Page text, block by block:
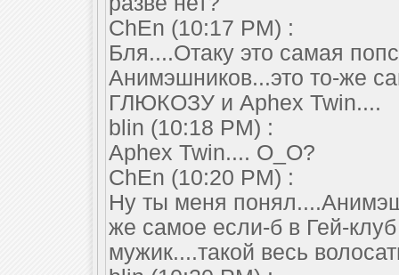
ChEn (10:17 PM) :
Бля....Отаку это самая
Анимэшников...это то-же
ГЛЮКОЗУ и Aphex Twin....
blin (10:18 PM) :
Aphex Twin.... О_О?
ChEn (10:20 PM) :
Ну ты меня
же самое если-б в Гей-
мужик....такой весь